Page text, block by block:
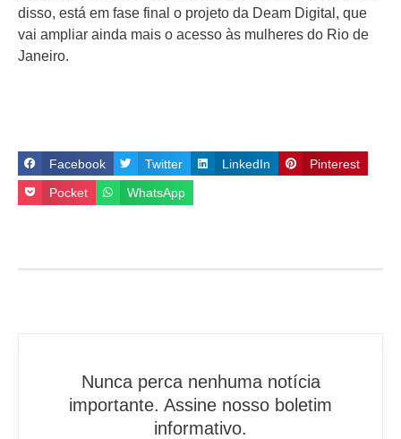
disso, está em fase final o projeto da Deam Digital, que
vai ampliar ainda mais o acesso às mulheres do Rio de
Janeiro.
Facebook Twitter LinkedIn Pinterest
Pocket WhatsApp
Nunca perca nenhuma notícia
importante. Assine nosso boletim
informativo.